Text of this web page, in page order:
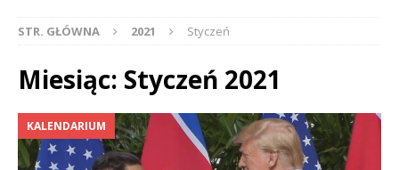
STR. GŁÓWNA 2021 Styczeń
Miesiąc: Styczeń 2021
KALENDARIUM